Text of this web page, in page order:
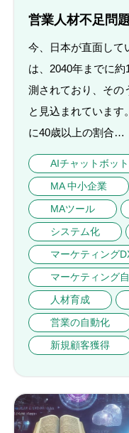
営業人材不足問
今、日本が直面して
は、2040年までに
測されており、その
と見込まれていま
に40歳以上の割合…
AIチャットボット
MA 中小企業
MAツール
システム化
マーケティング
マーケティング
人材育成
営業の自動化
新規顧客獲得